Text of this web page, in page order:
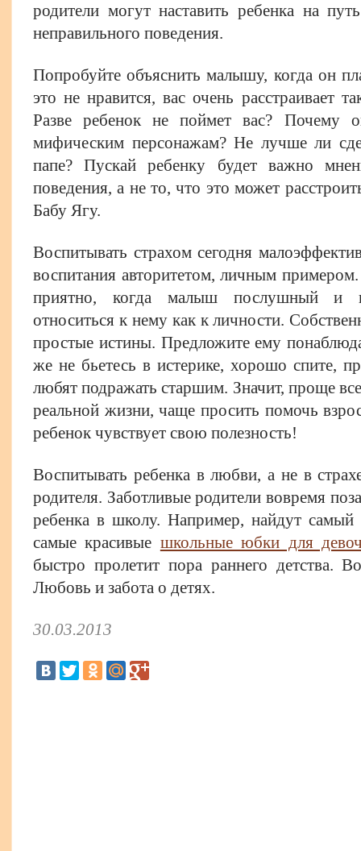
родители могут наставить ребенка на
неправильного поведения.
Попробуйте объяснить малышу, когда он
это не нравится, вас очень расстраивает
Разве ребенок не поймет вас? Почему
мифическим персонажам? Не лучше ли
папе? Пускай ребенку будет важно
поведения, а не то, что это может
Бабу Ягу.
Воспитывать страхом сегодня
воспитания авторитетом, личным
приятно, когда малыш послушный и
относиться к нему как к личности.
простые истины. Предложите ему
же не бьетесь в истерике, хорошо спите,
любят подражать старшим. Значит, проще
реальной жизни, чаще просить помочь
ребенок чувствует свою полезность!
Воспитывать ребенка в любви, а не в
родителя. Заботливые родители вовремя
ребенка в школу. Например, найдут
самые красивые школьные юбки для
быстро пролетит пора раннего детства.
Любовь и забота о детях.
30.03.2013